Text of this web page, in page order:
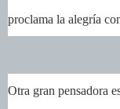
proclama la alegría
Otra gran pensadora